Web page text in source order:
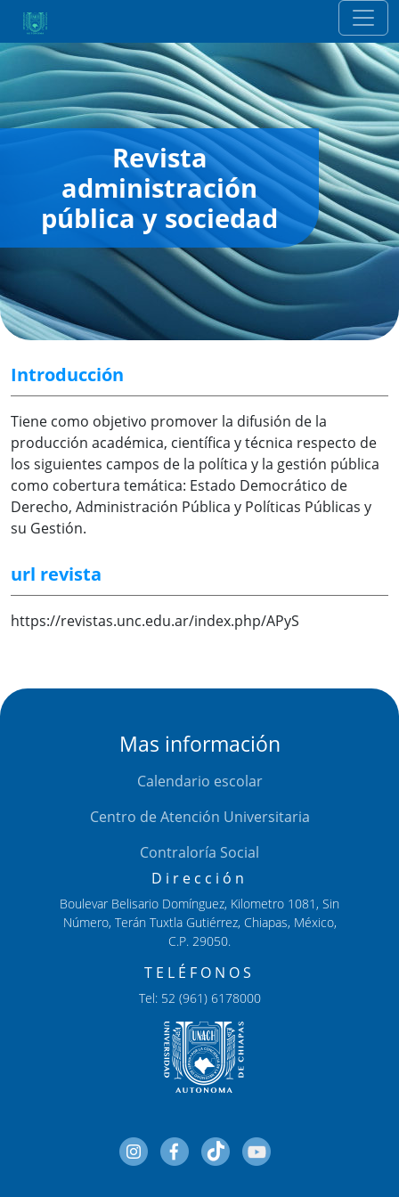
Revista
administración
pública y sociedad
Introducción
Tiene como objetivo promover la difusión de la
producción académica, científica y técnica respecto de
los siguientes campos de la política y la gestión pública
como cobertura temática: Estado Democrático de
Derecho, Administración Pública y Políticas Públicas y
su Gestión.
url revista
https://revistas.unc.edu.ar/index.php/APyS
Mas información
Calendario escolar
Centro de Atención Universitaria
Contraloría Social
Dirección
Boulevar Belisario Domínguez, Kilometro 1081, Sin
Número, Terán Tuxtla Gutiérrez, Chiapas, México,
C.P. 29050.
TELÉFONOS
Tel: 52 (961) 6178000